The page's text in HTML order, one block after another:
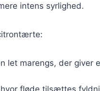
intens syrlighed.
let marengs, der giver
hvor fløde tilsættes